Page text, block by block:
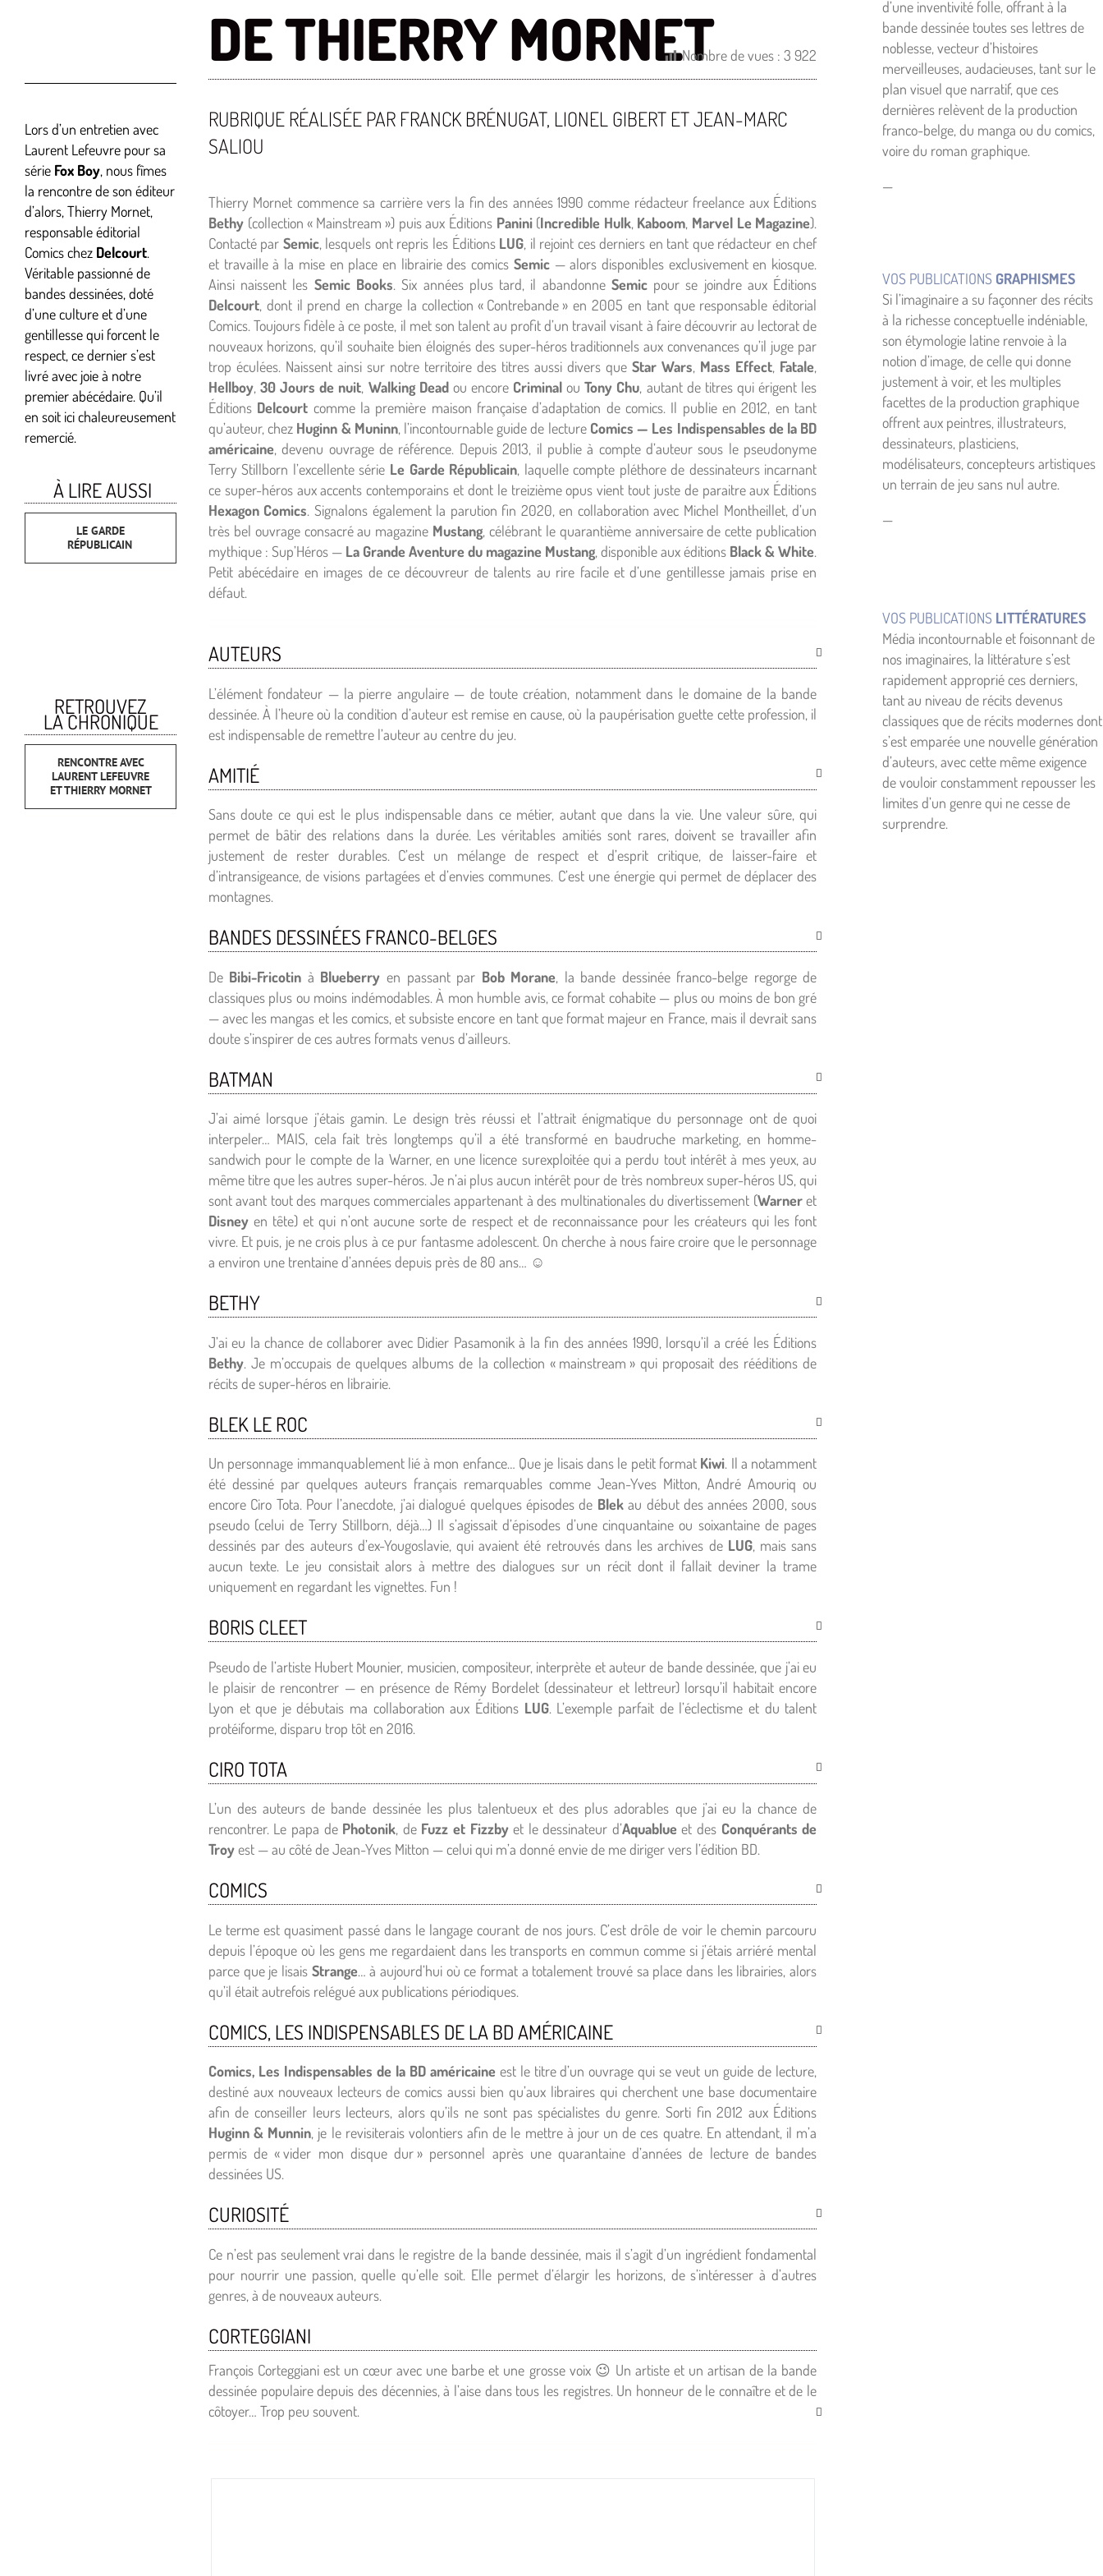
Lors d’un entretien avec
Laurent Lefeuvre pour sa
série Fox Boy, nous fîmes
la rencontre de son éditeur
d’alors, Thierry Mornet,
responsable éditorial
Comics chez Delcourt.
Véritable passionné de
bandes dessinées, doté
d’une culture et d’une
gentillesse qui forcent le
respect, ce dernier s’est
livré avec joie à notre
premier abécédaire. Qu’il
en soit ici chaleureusement
remercié.
À LIRE AUSSI
LE GARDE
RÉPUBLICAIN
RETROUVEZ
LA CHRONIQUE
RENCONTRE AVEC
LAURENT LEFEUVRE
ET THIERRY MORNET
DE THIERRY MORNETNombre de vues : 3 922
RUBRIQUE RÉALISÉE PAR FRANCK BRÉNUGAT, LIONEL GIBERT ET JEAN-MARC
SALIOU
Thierry Mornet commence sa carrière vers la fin des années 1990 comme rédacteur freelance aux Éditions
Bethy(collection « Mainstream ») puis aux Éditions Panini(Incredible Hulk, Kaboom, Marvel Le Magazine).
Contacté par Semic, lesquels ont repris les Éditions LUG, il rejoint ces derniers en tant que rédacteur en chef
et travaille à la mise en place en librairie des comics Semic— alors disponibles exclusivement en kiosque.
Ainsi naissent les Semic Books. Six années plus tard, il abandonne Semicpour se joindre aux Éditions
Delcourt, dont il prend en charge la collection « Contrebande » en 2005 en tant que responsable éditorial
Comics. Toujours fidèle à ce poste, il met son talent au profit d’un travail visant à faire découvrir au lectorat de
nouveaux horizons, qu’il souhaite bien éloignés des super-héros traditionnels aux convenances qu’il juge par
trop éculées. Naissent ainsi sur notre territoire des titres aussi divers queStar Wars, Mass Effect, Fatale,
Hellboy,30 Jours de nuit, Walking Deadou encore Criminal ouTony Chu, autant de titres qui érigent les
Éditions Delcourt comme la première maison française d’adaptation de comics. Il publie en 2012, en tant
qu’auteur, chez Huginn & Muninn, l’incontournable guide de lecture Comics — Les Indispensables de la BD
américaine, devenu ouvrage de référence. Depuis 2013, il publie à compte d’auteur sous le pseudonyme
Terry Stillborn l’excellente série Le Garde Républicain, laquelle compte pléthore de dessinateurs incarnant
ce super-héros aux accents contemporains et dont le treizième opus vient tout juste de paraitre aux Éditions
Hexagon Comics. Signalons également la parution fin 2020, en collaboration avec Michel Montheillet, d’un
très bel ouvrage consacré au magazine Mustang, célébrant le quarantième anniversaire de cette publication
mythique : Sup’Héros — La Grande Aventure du magazine Mustang, disponible aux éditions Black & White.
Petit abécédaire en images de ce découvreur de talents au rire facile et d’une gentillesse jamais prise en
défaut.
AUTEURS
L’élément fondateur — la pierre angulaire — de toute création, notamment dans le domaine de la bande
dessinée. À l’heure où la condition d’auteur est remise en cause, où la paupérisation guette cette profession, il
est indispensable de remettre l’auteur au centre du jeu.
AMITIÉ
Sans doute ce qui est le plus indispensable dans ce métier, autant que dans la vie. Une valeur sûre, qui
permet de bâtir des relations dans la durée. Les véritables amitiés sont rares, doivent se travailler afin
justement de rester durables. C’est un mélange de respect et d’esprit critique, de laisser-faire et
d’intransigeance, de visions partagées et d’envies communes. C’est une énergie qui permet de déplacer des
montagnes.
BANDES DESSINÉES FRANCO-BELGES
De Bibi-Fricotin à Blueberry en passant par Bob Morane, la bande dessinée franco-belge regorge de
classiques plus ou moins indémodables. À mon humble avis, ce format cohabite — plus ou moins de bon gré
— avec les mangas et les comics, et subsiste encore en tant que format majeur en France, mais il devrait sans
doute s’inspirer de ces autres formats venus d’ailleurs.
BATMAN
J’ai aimé lorsque j’étais gamin. Le design très réussi et l’attrait énigmatique du personnage ont de quoi
interpeler… MAIS, cela fait très longtemps qu’il a été transformé en baudruche marketing, en homme-
sandwich pour le compte de la Warner, en une licence surexploitée qui a perdu tout intérêt à mes yeux, au
même titre que les autres super-héros. Je n’ai plus aucun intérêt pour de très nombreux super-héros US, qui
sont avant tout des marques commerciales appartenant à des multinationales du divertissement (Warneret
Disneyen tête) et qui n’ont aucune sorte de respect et de reconnaissance pour les créateurs qui les font
vivre. Et puis, je ne crois plus à ce pur fantasme adolescent. On cherche à nous faire croire que le personnage
a environ une trentaine d’années depuis près de 80 ans… ☺
BETHY
J’ai eu la chance de collaborer avec Didier Pasamonik à la fin des années 1990, lorsqu’il a créé les Éditions
Bethy. Je m’occupais de quelques albums de la collection « mainstream » qui proposait des rééditions de
récits de super-héros en librairie.
BLEK LE ROC
Un personnage immanquablement lié à mon enfance… Que je lisais dans le petit format Kiwi. Il a notamment
été dessiné par quelques auteurs français remarquables comme Jean-Yves Mitton, André Amouriq ou
encore Ciro Tota. Pour l’anecdote, j’ai dialogué quelques épisodes de Blekau début des années 2000, sous
pseudo (celui de Terry Stillborn, déjà…) Il s’agissait d’épisodes d’une cinquantaine ou soixantaine de pages
dessinés par des auteurs d’ex-Yougoslavie, qui avaient été retrouvés dans les archives de LUG, mais sans
aucun texte. Le jeu consistait alors à mettre des dialogues sur un récit dont il fallait deviner la trame
uniquement en regardant les vignettes. Fun !
BORIS CLEET
Pseudo de l’artiste Hubert Mounier, musicien, compositeur, interprète et auteur de bande dessinée, que j’ai eu
le plaisir de rencontrer — en présence de Rémy Bordelet (dessinateur et lettreur) lorsqu’il habitait encore
Lyon et que je débutais ma collaboration aux Éditions LUG. L’exemple parfait de l’éclectisme et du talent
protéiforme, disparu trop tôt en 2016.
CIRO TOTA
L’un des auteurs de bande dessinée les plus talentueux et des plus adorables que j’ai eu la chance de
rencontrer. Le papa de Photonik, de Fuzz et Fizzbyet le dessinateur d’Aquablueet des Conquérants de
Troyest — au côté de Jean-Yves Mitton — celui qui m’a donné envie de me diriger vers l’édition BD.
COMICS
Le terme est quasiment passé dans le langage courant de nos jours. C’est drôle de voir le chemin parcouru
depuis l’époque où les gens me regardaient dans les transports en commun comme si j’étais arriéré mental
parce que je lisais Strange… à aujourd’hui où ce format a totalement trouvé sa place dans les librairies, alors
qu’il était autrefois relégué aux publications périodiques.
COMICS, LES INDISPENSABLES DE LA BD AMÉRICAINE
Comics, Les Indispensables de la BD américaineest le titre d’un ouvrage qui se veut un guide de lecture,
destiné aux nouveaux lecteurs de comics aussi bien qu’aux libraires qui cherchent une base documentaire
afin de conseiller leurs lecteurs, alors qu’ils ne sont pas spécialistes du genre. Sorti fin 2012 aux Éditions
Huginn & Munnin, je le revisiterais volontiers afin de le mettre à jour un de ces quatre. En attendant, il m’a
permis de « vider mon disque dur » personnel après une quarantaine d’années de lecture de bandes
dessinées US.
CURIOSITÉ
Ce n’est pas seulement vrai dans le registre de la bande dessinée, mais il s’agit d’un ingrédient fondamental
pour nourrir une passion, quelle qu’elle soit. Elle permet d’élargir les horizons, de s’intéresser à d’autres
genres, à de nouveaux auteurs.
CORTEGGIANI
François Corteggiani est un cœur avec une barbe et une grosse voix 😉 Un artiste et un artisan de la bande
dessinée populaire depuis des décennies, à l’aise dans tous les registres. Un honneur de le connaître et de le
côtoyer… Trop peu souvent.
d’une inventivité folle, offrant à la
bande dessinée toutes ses lettres de
noblesse, vecteur d’histoires
merveilleuses, audacieuses, tant sur le
plan visuel que narratif, que ces
dernières relèvent de la production
franco-belge, du manga ou du comics,
voire du roman graphique.
—
VOS PUBLICATIONS GRAPHISMES
Si l’imaginaire a su façonner des récits
à la richesse conceptuelle indéniable,
son étymologie latine renvoie à la
notion d’image, de celle qui donne
justement à voir, et les multiples
facettes de la production graphique
offrent aux peintres, illustrateurs,
dessinateurs, plasticiens,
modélisateurs, concepteurs artistiques
un terrain de jeu sans nul autre.
—
VOS PUBLICATIONS LITTÉRATURES
Média incontournable et foisonnant de
nos imaginaires, la littérature s’est
rapidement approprié ces derniers,
tant au niveau de récits devenus
classiques que de récits modernes dont
s’est emparée une nouvelle génération
d’auteurs, avec cette même exigence
de vouloir constamment repousser les
limites d’un genre qui ne cesse de
surprendre.